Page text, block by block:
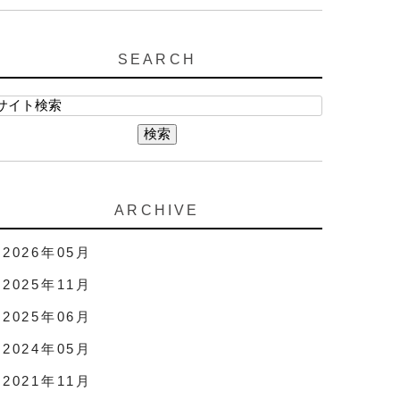
SEARCH
ARCHIVE
2026年05月
2025年11月
2025年06月
2024年05月
2021年11月